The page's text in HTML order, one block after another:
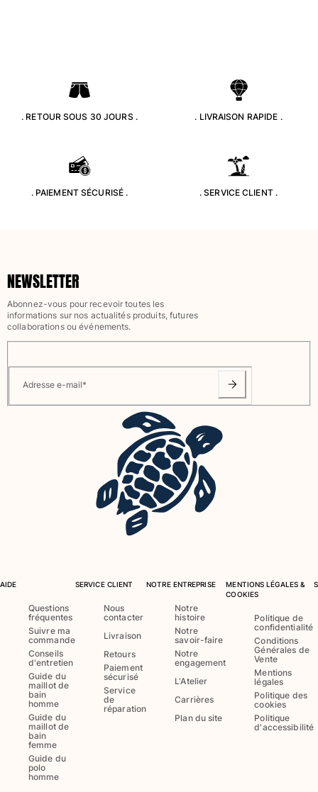
. RETOUR SOUS 30 JOURS . . LIVRAISON RAPIDE .
. PAIEMENT SÉCURISÉ . . SERVICE CLIENT .
NEWSLETTER
Abonnez-vous pour recevoir toutes les
informations sur nos actualités produits, futures
collaborations ou événements.
Adresse e-mail*
AIDE
Questions
fréquentes
Suivre ma
commande
Conseils
d'entretien
Guide du
maillot de
bain
homme
Guide du
maillot de
bain
femme
Guide du
polo
homme
SERVICE CLIENT
Nous
contacter
Livraison
Retours
Paiement
sécurisé
Service
de
réparation
NOTRE ENTREPRISE
Notre
histoire
Notre
savoir-faire
Notre
engagement
L'Atelier
Carrières
Plan du site
MENTIONS LÉGALES &
COOKIES
Politique de
confidentialité
Conditions
Générales de
Vente
Mentions
légales
Politique des
cookies
Politique
d'accessibilité